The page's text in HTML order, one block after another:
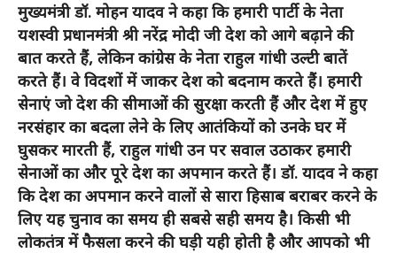
मुख्यमंत्री डॉ. मोहन यादव ने कहा कि हमारी पार्टी के नेता
यशस्वी प्रधानमंत्री श्री नरेंद्र मोदी जी देश को आगे बढ़ाने की
बात करते हैं, लेकिन कांग्रेस के नेता राहुल गांधी उल्टी बातें
करते हैं। वे विदशों में जाकर देश को बदनाम करते हैं। हमारी
सेनाएं जो देश की सीमाओं की सुरक्षा करती हैं और देश में हुए
नरसंहार का बदला लेने के लिए आतंकियों को उनके घर में
घुसकर मारती हैं, राहुल गांधी उन पर सवाल उठाकर हमारी
सेनाओं का और पूरे देश का अपमान करते हैं। डॉ. यादव ने कहा
कि देश का अपमान करने वालों से सारा हिसाब बराबर करने के
लिए यह चुनाव का समय ही सबसे सही समय है। किसी भी
लोकतंत्र में फैसला करने की घड़ी यही होती है और आपको भी